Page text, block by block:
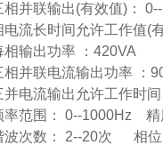
相并联输出(有效值)：
电流长时间允许工作值(
相输出功率 ：420VA
相并联电流输出功率 ：
并电流输出允许工作时
率范围： 0--1000Hz 精
波次数： 2--20次 相位